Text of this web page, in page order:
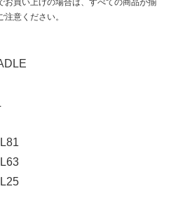
お買い上げの場合は、すべての商品が揃
意ください。